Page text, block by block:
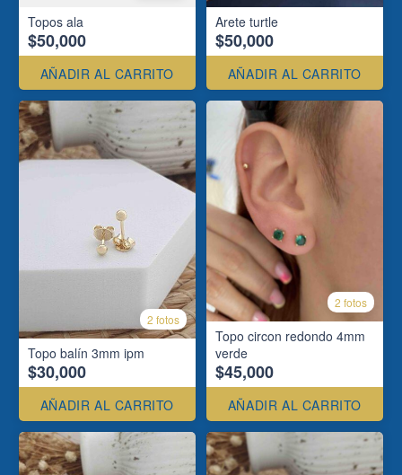
Topos ala
$50,000
AÑADIR AL CARRITO
Arete turtle
$50,000
AÑADIR AL CARRITO
2 fotos
Topo balín 3mm ipm
$30,000
AÑADIR AL CARRITO
2 fotos
Topo circon redondo 4mm
verde
$45,000
AÑADIR AL CARRITO